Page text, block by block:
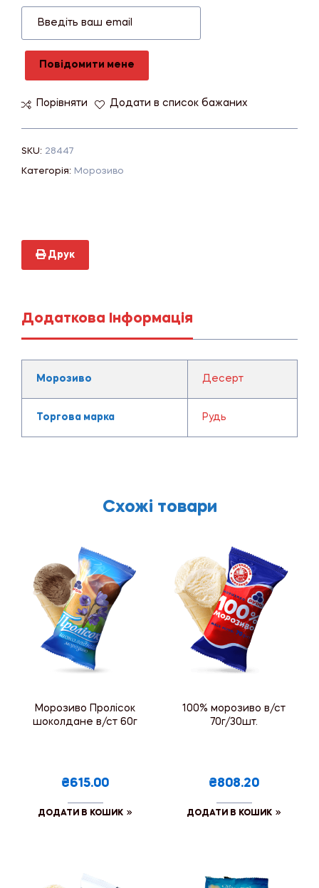
Повідомити мене
Порівняти Додати в список бажаних
SKU: 28447
Категорія: Морозиво
Друк
Додаткова Інформація
Морозиво Десерт
Торгова марка Рудь
Схожі товари
Морозиво Пролісок
шоколдане в/ст 60г
₴615.00
ДОДАТИ В КОШИК
100% морозиво в/ст
70г/30шт.
₴808.20
ДОДАТИ В КОШИК